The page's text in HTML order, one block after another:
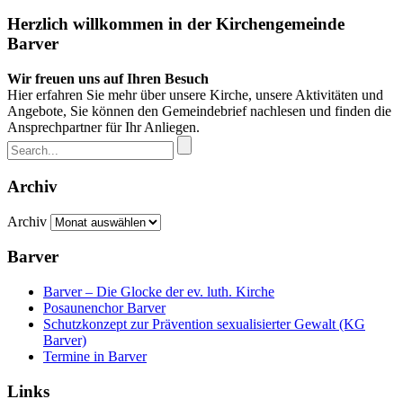
Herzlich willkommen in der Kirchengemeinde
Barver
Wir freuen uns auf Ihren Besuch
Hier erfahren Sie mehr über unsere Kirche, unsere Aktivitäten und
Angebote, Sie können den Gemeindebrief nachlesen und finden die
Ansprechpartner für Ihr Anliegen.
Archiv
Archiv
Barver
Barver – Die Glocke der ev. luth. Kirche
Posaunenchor Barver
Schutzkonzept zur Prävention sexualisierter Gewalt (KG
Barver)
Termine in Barver
Links